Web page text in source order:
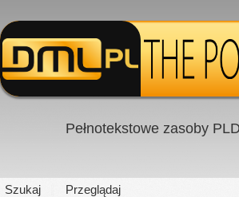
Pełnotekstowe zasoby
Szukaj Przeglądaj